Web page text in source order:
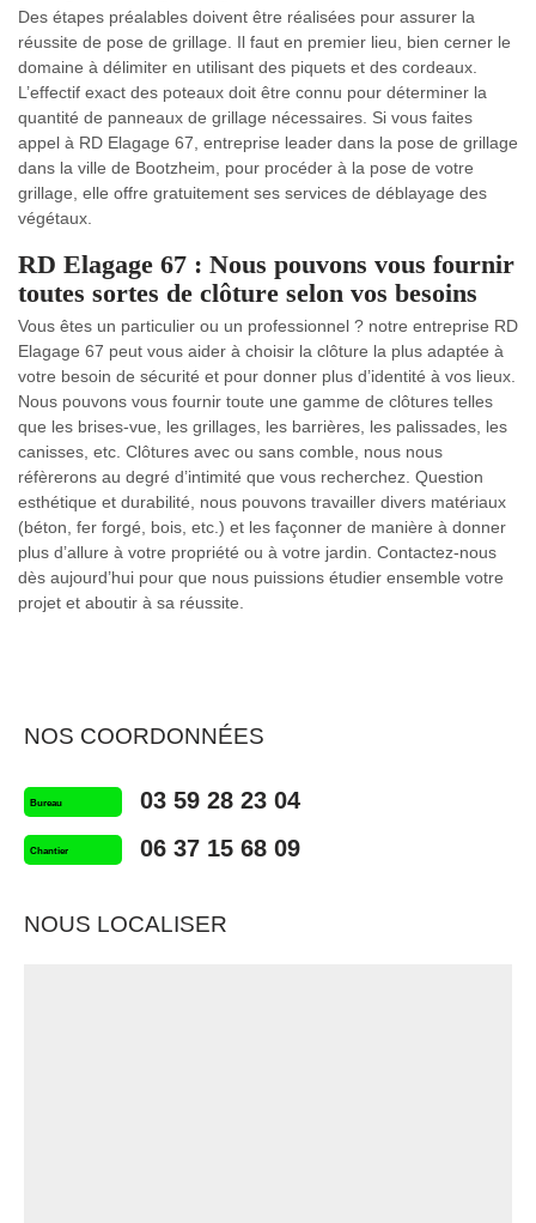
Des étapes préalables doivent être réalisées pour assurer la
réussite de pose de grillage. Il faut en premier lieu, bien cerner le
domaine à délimiter en utilisant des piquets et des cordeaux.
L’effectif exact des poteaux doit être connu pour déterminer la
quantité de panneaux de grillage nécessaires. Si vous faites
appel à RD Elagage 67, entreprise leader dans la pose de grillage
dans la ville de Bootzheim, pour procéder à la pose de votre
grillage, elle offre gratuitement ses services de déblayage des
végétaux.
RD Elagage 67 : Nous pouvons vous fournir
toutes sortes de clôture selon vos besoins
Vous êtes un particulier ou un professionnel ? notre entreprise RD
Elagage 67 peut vous aider à choisir la clôture la plus adaptée à
votre besoin de sécurité et pour donner plus d’identité à vos lieux.
Nous pouvons vous fournir toute une gamme de clôtures telles
que les brises-vue, les grillages, les barrières, les palissades, les
canisses, etc. Clôtures avec ou sans comble, nous nous
réfèrerons au degré d’intimité que vous recherchez. Question
esthétique et durabilité, nous pouvons travailler divers matériaux
(béton, fer forgé, bois, etc.) et les façonner de manière à donner
plus d’allure à votre propriété ou à votre jardin. Contactez-nous
dès aujourd’hui pour que nous puissions étudier ensemble votre
projet et aboutir à sa réussite.
NOS COORDONNÉES
Bureau 03 59 28 23 04
Chantier 06 37 15 68 09
NOUS LOCALISER